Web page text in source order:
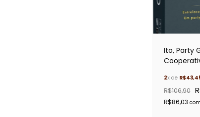
Ito, Party
2x de
R$106,90
R$86,03 com